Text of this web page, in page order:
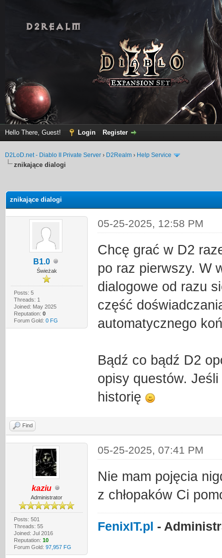
Hello There, Guest! Login Register
D2LoD.net - Diablo II Private Server › D2Realm › Help Service
znikające dialogi
znikające dialogi
B1.0
Świeżak
Posts: 5
Threads: 1
Joined: May 2025
Reputation: 0
Forum Gold: 0 FG
05-25-2025, 12:58 PM
Chcę grać w D2
po raz pierwszy. W
dialogowe od razu
część
automatycznego
Bądź co bądź D2
opisy questów.
historię
Find
kaziu
Administrator
Posts: 501
Threads: 55
Joined: Jul 2016
Reputation: 10
Forum Gold: 97,957 FG
05-25-2025, 07:41 PM
Nie mam pojęcia
z chłopaków Ci
FenixIT.pl -